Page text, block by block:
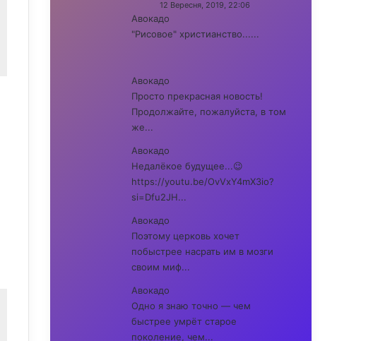
12 Вересня, 2019, 22:06
Авокадо
"Рисовое" христианство......
Авокадо
Просто прекрасная новость!
Продолжайте, пожалуйста, в том
же...
Авокадо
Недалёкое будущее...😉
https://youtu.be/OvVxY4mX3io?
si=Dfu2JH...
Авокадо
Поэтому церковь хочет
побыстрее насрать им в мозги
своим миф...
Авокадо
Одно я знаю точно — чем
быстрее умрёт старое
поколение, чем...